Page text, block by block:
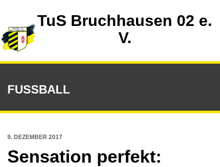
TuS Bruchhausen 02 e.
V.
FUSSBALL
9. DEZEMBER 2017
Sensation perfekt: